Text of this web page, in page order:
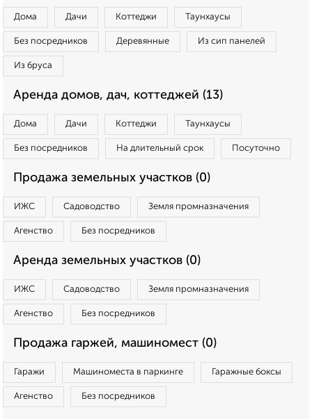
Дома Дачи Коттеджи Таунхаусы
Без посредников Деревянные Из сип панелей
Из бруса
Аренда домов, дач, коттеджей (13)
Дома Дачи Коттеджи Таунхаусы
Без посредников На длительный срок Посуточно
Продажа земельных участков (0)
ИЖС Садоводство Земля промназначения
Агенство Без посредников
Аренда земельных участков (0)
ИЖС Садоводство Земля промназначения
Агенство Без посредников
Продажа гаржей, машиномест (0)
Гаражи Машиноместа в паркинге Гаражные боксы
Агенство Без посредников